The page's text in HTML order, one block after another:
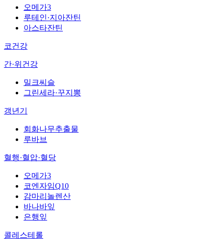
오메가3
루테인·지아잔틴
아스타잔틴
코건강
간·위건강
밀크씨슬
그린세라·꾸지뽕
갱년기
회화나무추출물
루바브
혈행·혈압·혈당
오메가3
코엔자임Q10
감마리놀렌산
바나바잎
은행잎
콜레스테롤